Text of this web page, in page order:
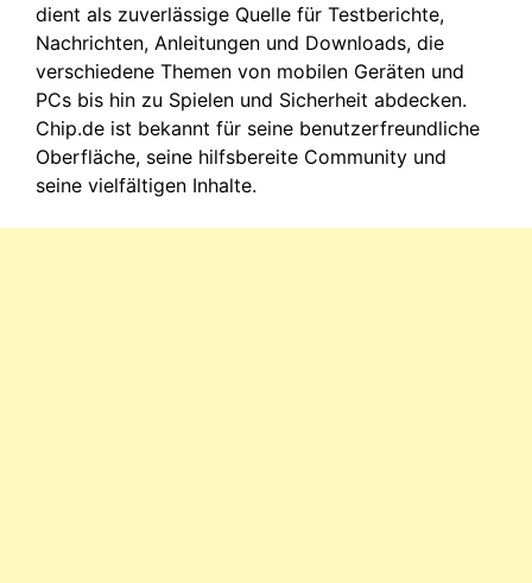
dient als zuverlässige Quelle für Testberichte,
Nachrichten, Anleitungen und Downloads, die
verschiedene Themen von mobilen Geräten und
PCs bis hin zu Spielen und Sicherheit abdecken.
Chip.de ist bekannt für seine benutzerfreundliche
Oberfläche, seine hilfsbereite Community und
seine vielfältigen Inhalte.